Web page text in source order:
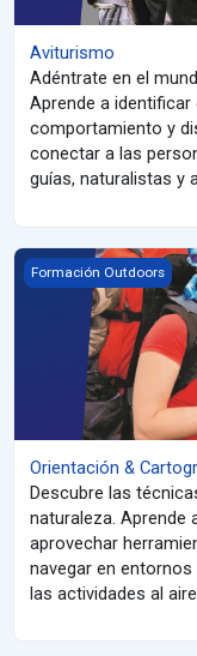
Aviturismo
Adéntrate en el
Aprende a
comportamiento y
conectar a las
guías, naturalistas y
Orientación &amp;
Formación Outdoors
Orientación &
Descubre las
naturaleza. Aprende
aprovechar
navegar en
las actividades al